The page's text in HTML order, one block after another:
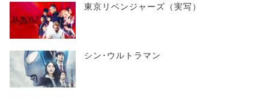
東京リベンジャーズ（実写）
シン･ウルトラマン